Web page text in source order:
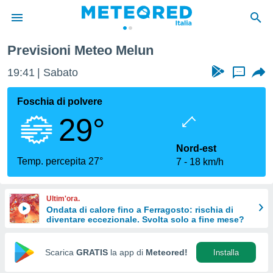
di
per
le
di
Web
Previsioni Meteo Melun
19:41 Sabato ...
Foschia di polvere
29°
Temp. percepita 27°
Nord-est
7
18 km/h
Ultim'ora.
Ondata di calore fino a Ferragosto: rischia di
diventare eccezionale. Svolta solo a fine mese?
Scarica GRATIS la app di Meteored! Installa